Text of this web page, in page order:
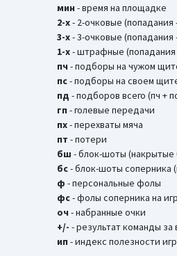
мин - время на площадке
2-х- 2-очковые (попадания
3-х- 3-очковые (попадания
1-х- штрафные (попадания
пч - подборы на чужом
пс- подборы на своем
пд - подборов всего (пч +
гп - голевые передачи
пх- перехваты мяча
пт - потери
бш - блок-шоты (накрытые
бc- блок-шоты соперника
ф - персональные фолы
фс- фолы соперника на
оч - набранные очки
+/- - результат команды
ип - индекс полезности